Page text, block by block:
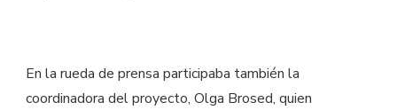
En la rueda de prensa participaba también la
coordinadora del proyecto, Olga Brosed, quien